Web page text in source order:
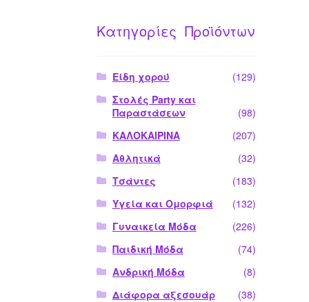
Κατηγορίες Προϊόντων
Είδη χορού
(129)
Στολές Party και
Παραστάσεων
(98)
ΚΑΛΟΚΑΙΡΙΝΑ
(207)
Αθλητικά
(32)
Τσάντες
(183)
Υγεία και Ομορφιά
(132)
Γυναικεία Μόδα
(226)
Παιδική Μόδα
(74)
Ανδρική Μόδα
(8)
Διάφορα αξεσουάρ
(38)